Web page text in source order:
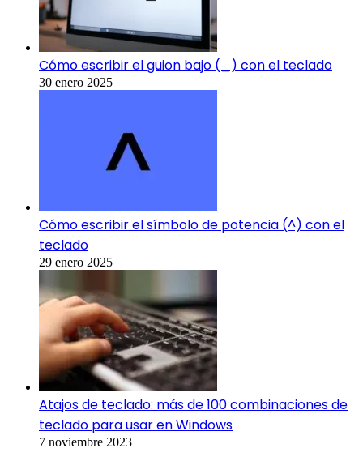
Cómo escribir el guion bajo (_) con el teclado
30 enero 2025
Cómo escribir el símbolo de potencia (^) con el
teclado
29 enero 2025
Atajos de teclado: más de 100 combinaciones de
teclado para usar en Windows
7 noviembre 2023